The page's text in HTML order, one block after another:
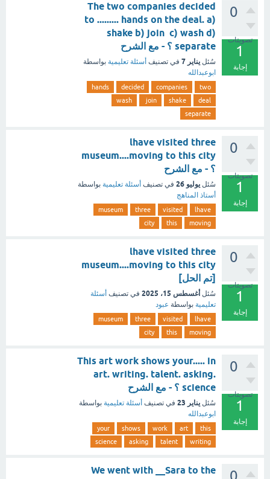
0
تصويتات
1
إجابة
The two companies decided
to ......... hands on the deal. a)
shake b) join c) wash d)
separate ؟ - مع الشرح
سُئل يناير 7 في تصنيف أسئلة تعليمية بواسطة
ابوعبدالله
two
companies
decided
hands
deal
shake
join
wash
separate
0
تصويتات
1
إجابة
lhave visited three
museum....moving to this city
؟ - مع الشرح
سُئل يوليو 26 في تصنيف أسئلة تعليمية بواسطة
أستاذ المناهج
lhave
visited
three
museum
moving
this
city
0
تصويتات
1
إجابة
lhave visited three
museum....moving to this city
[تم الحل]
سُئل أغسطس 15، 2025 في تصنيف أسئلة
تعليمية بواسطة عبود
lhave
visited
three
museum
moving
this
city
0
تصويتات
1
إجابة
This art work shows your..... in
art. writing. talent. asking.
science ؟ - مع الشرح
سُئل يناير 23 في تصنيف أسئلة تعليمية بواسطة
ابوعبدالله
this
art
work
shows
your
writing
talent
asking
science
We went with __Sara to the